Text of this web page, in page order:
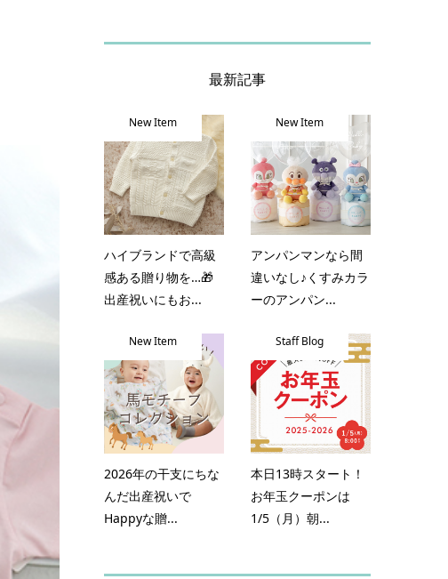
最新記事
New Item
ハイブランドで高級
感ある贈り物を…🎁
出産祝いにもお...
New Item
アンパンマンなら間
違いなし♪くすみカラ
ーのアンパン...
New Item
2026年の干支にちな
んだ出産祝いで
Happyな贈...
Staff Blog
本日13時スタート！
お年玉クーポンは
1/5（月）朝...